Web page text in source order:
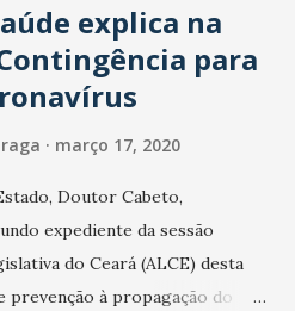
explica na
para
março 17, 2020
Doutor Cabeto,
expediente da sessão
do Ceará (ALCE) desta
prevenção à propagação do